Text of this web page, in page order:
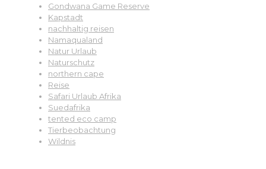
Gondwana Game Reserve
Kapstadt
nachhaltig reisen
Namaqualand
Natur Urlaub
Naturschutz
northern cape
Reise
Safari Urlaub Afrika
Suedafrika
tented eco camp
Tierbeobachtung
Wildnis